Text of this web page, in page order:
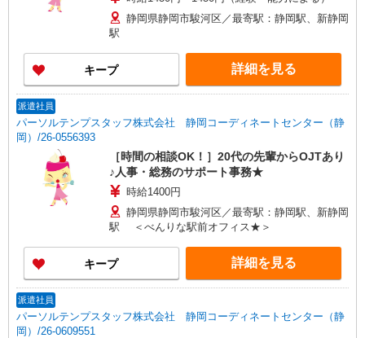
静岡県静岡市駿河区／最寄駅：静岡駅、新静岡
駅
キープ 詳細を見る
派遣社員
パーソルテンプスタッフ株式会社 静岡コーディネートセンター（静
岡）/26-0556393
［時間の相談OK！］20代の先輩からOJTあり
♪人事・総務のサポート事務★
時給1400円
静岡県静岡市駿河区／最寄駅：静岡駅、新静岡
駅 ＜べんりな駅前オフィス★＞
キープ 詳細を見る
派遣社員
パーソルテンプスタッフ株式会社 静岡コーディネートセンター（静
岡）/26-0609551